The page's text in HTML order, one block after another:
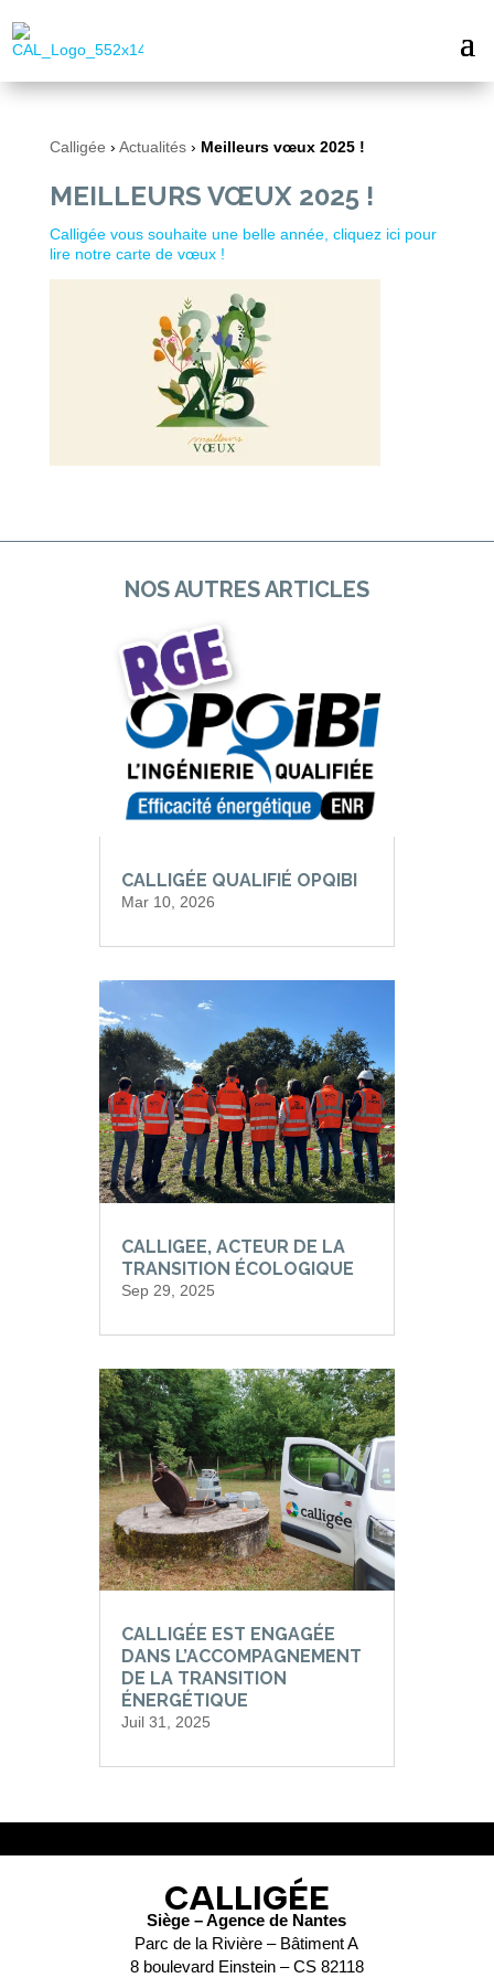
Calligée › Actualités› Meilleurs vœux 2025 !
MEILLEURS VŒUX 2025 !
Calligée vous souhaite une belle année, cliquez ici pour
lire notre carte de vœux !
NOS AUTRES ARTICLES
CALLIGÉE QUALIFIÉ OPQIBI
Mar 10, 2026
CALLIGEE, ACTEUR DE LA
TRANSITION ÉCOLOGIQUE
Sep 29, 2025
CALLIGÉE EST ENGAGÉE
DANS L’ACCOMPAGNEMENT
DE LA TRANSITION
ÉNERGÉTIQUE
Juil 31, 2025
CALLIGÉE
Siège – Agence de Nantes
Parc de la Rivière – Bâtiment A
8 boulevard Einstein – CS 82118